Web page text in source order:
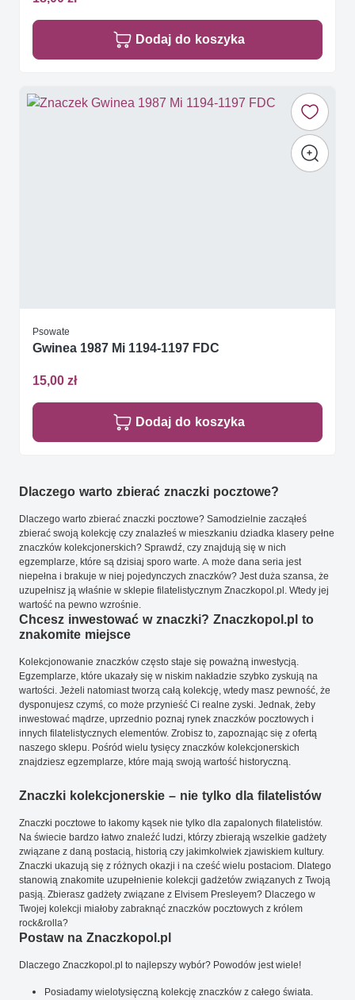
Dodaj do koszyka
Psowate
Gwinea 1987 Mi 1194-1197 FDC
15,00 zł
Dodaj do koszyka
Dlaczego warto zbierać znaczki pocztowe?
Dlaczego warto zbierać znaczki pocztowe? Samodzielnie zacząłeś
zbierać swoją kolekcję czy znalazłeś w mieszkaniu dziadka klasery pełne
znaczków kolekcjonerskich? Sprawdź, czy znajdują się w nich
egzemplarze, które są dzisiaj sporo warte. A może dana seria jest
niepełna i brakuje w niej pojedynczych znaczków? Jest duża szansa, że
uzupełnisz ją właśnie w sklepie filatelistycznym Znaczkopol.pl. Wtedy jej
wartość na pewno wzrośnie.
Chcesz inwestować w znaczki? Znaczkopol.pl to
znakomite miejsce
Kolekcjonowanie znaczków często staje się poważną inwestycją.
Egzemplarze, które ukazały się w niskim nakładzie szybko zyskują na
wartości. Jeżeli natomiast tworzą całą kolekcję, wtedy masz pewność, że
dysponujesz czymś, co może przynieść Ci realne zyski. Jednak, żeby
inwestować mądrze, uprzednio poznaj rynek znaczków pocztowych i
innych filatelistycznych elementów. Zrobisz to, zapoznając się z ofertą
naszego sklepu. Pośród wielu tysięcy znaczków kolekcjonerskich
znajdziesz egzemplarze, które mają swoją wartość historyczną.
Znaczki kolekcjonerskie – nie tylko dla filatelistów
Znaczki pocztowe to łakomy kąsek nie tylko dla zapalonych filatelistów.
Na świecie bardzo łatwo znaleźć ludzi, którzy zbierają wszelkie gadżety
związane z daną postacią, historią czy jakimkolwiek zjawiskiem kultury.
Znaczki ukazują się z różnych okazji i na cześć wielu postaciom. Dlatego
stanowią znakomite uzupełnienie kolekcji gadżetów związanych z Twoją
pasją. Zbierasz gadżety związane z Elvisem Presleyem? Dlaczego w
Twojej kolekcji miałoby zabraknąć znaczków pocztowych z królem
rock&rolla?
Postaw na Znaczkopol.pl
Dlaczego Znaczkopol.pl to najlepszy wybór? Powodów jest wiele!
Posiadamy wielotysięczną kolekcję znaczków z całego świata.